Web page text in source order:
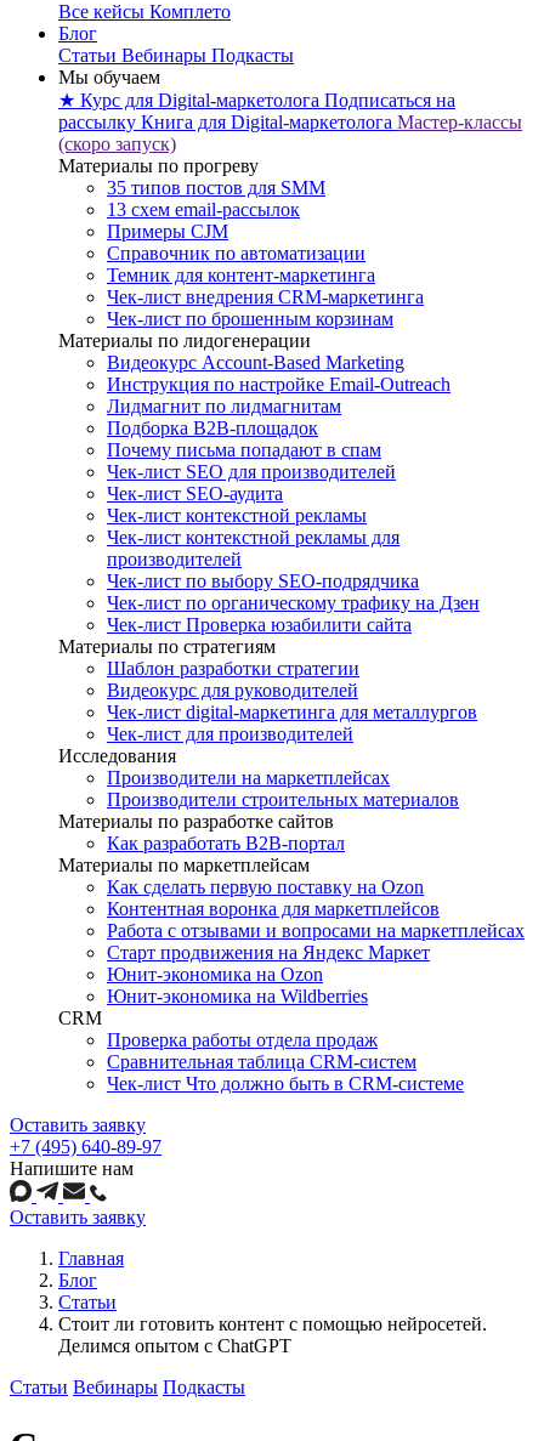
Все кейсы Комплето
Блог
Статьи Вебинары Подкасты
Мы обучаем
★ Курс для Digital-маркетолога Подписаться на
рассылку Книга для Digital-маркетолога Мастер-классы
(скоро запуск)
Материалы по прогреву
35 типов постов для SMM
13 схем email-рассылок
Примеры CJM
Справочник по автоматизации
Темник для контент-маркетинга
Чек-лист внедрения CRM-маркетинга
Чек-лист по брошенным корзинам
Материалы по лидогенерации
Видеокурс Account-Based Marketing
Инструкция по настройке Email-Outreach
Лидмагнит по лидмагнитам
Подборка B2B-площадок
Почему письма попадают в спам
Чек-лист SEO для производителей
Чек-лист SEO-аудита
Чек-лист контекстной рекламы
Чек-лист контекстной рекламы для
производителей
Чек-лист по выбору SEO-подрядчика
Чек-лист по органическому трафику на Дзен
Чек-лист Проверка юзабилити сайта
Материалы по стратегиям
Шаблон разработки стратегии
Видеокурс для руководителей
Чек-лист digital-маркетинга для металлургов
Чек-лист для производителей
Исследования
Производители на маркетплейсах
Производители строительных материалов
Материалы по разработке сайтов
Как разработать B2B-портал
Материалы по маркетплейсам
Как сделать первую поставку на Ozon
Контентная воронка для маркетплейсов
Работа с отзывами и вопросами на маркетплейсах
Старт продвижения на Яндекс Маркет
Юнит-экономика на Ozon
Юнит-экономика на Wildberries
CRM
Проверка работы отдела продаж
Сравнительная таблица CRM-систем
Чек-лист Что должно быть в CRM-системе
Оставить заявку
+7 (495) 640-89-97
Напишите нам
Оставить заявку
Главная
Блог
Статьи
Стоит ли готовить контент с помощью нейросетей.
Делимся опытом с ChatGPT
Статьи Вебинары Подкасты